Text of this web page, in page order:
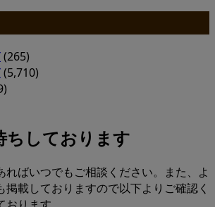
(265)
(5,710)
ちしております
ればいつでもご相談ください。また、よ
掲載しておりますので以下よりご確認く